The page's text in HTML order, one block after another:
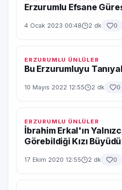
Erzurumlu Efsane
4 Ocak 2023 00:48 2 dk 0
ERZURUMLU ÜNLÜLER
Bu Erzurumluyu
10 Mayıs 2022 12:55 2 dk 0
ERZURUMLU ÜNLÜLER
İbrahim Erkal'ın
Görebildiği Kızı
17 Ekim 2020 12:55 2 dk 0